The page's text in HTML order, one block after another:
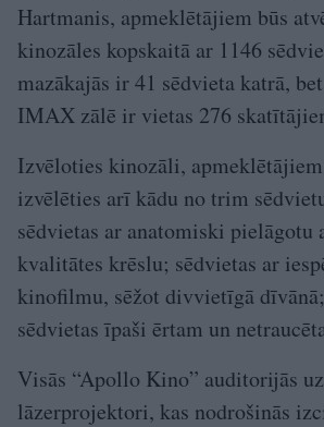
Hartmanis, apmeklētājiem būs
kinozāles kopskaitā ar 1146
mazākajās ir 41 sēdvieta katrā,
IMAX zālē ir vietas 276
Izvēloties kinozāli,
izvēlēties arī kādu no trim
sēdvietas ar anatomiski pielāgotu
kvalitātes krēslu; sēdvietas ar
kinofilmu, sēžot divvietīgā
sēdvietas īpaši ērtam un
Visās “Apollo Kino” auditorijās
lāzerprojektori, kas nodrošinās